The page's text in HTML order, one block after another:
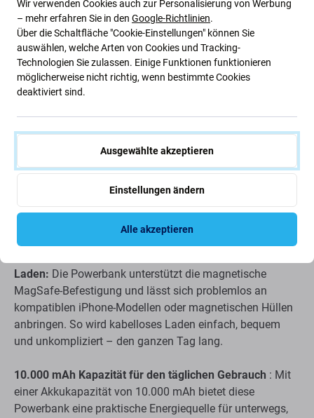
MagSafe Powerbank 10000 mAh,
Schwarz, FixPremium
Laden: Die Powerbank unterstützt die magnetische
MagSafe-Befestigung und lässt sich problemlos an
kompatiblen iPhone-Modellen oder magnetischen Hüllen
anbringen. So wird kabelloses Laden einfach, bequem
und unkompliziert – den ganzen Tag lang.
10.000 mAh Kapazität für den täglichen Gebrauch : Mit
einer Akkukapazität von 10.000 mAh bietet diese
Powerbank eine praktische Energiequelle für unterwegs,
Wir verwenden Cookies auch zur Personalisierung von Werbung
– mehr erfahren Sie in den Google-Richtlinien.
Über die Schaltfläche "Cookie-Einstellungen" können Sie
auswählen, welche Arten von Cookies und Tracking-
Technologien Sie zulassen. Einige Funktionen funktionieren
möglicherweise nicht richtig, wenn bestimmte Cookies
deaktiviert sind.
Ausgewählte akzeptieren
Einstellungen ändern
Alle akzeptieren